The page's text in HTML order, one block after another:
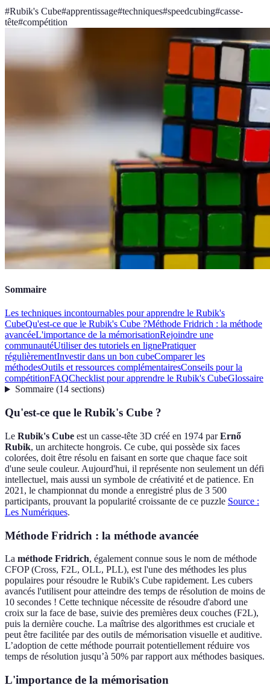
#Rubik's Cube#apprentissage#techniques#speedcubing#casse-
tête#compétition
Sommaire
Les techniques incontournables pour apprendre le Rubik's
CubeQu'est-ce que le Rubik's Cube ?Méthode Fridrich : la méthode
avancéeL'importance de la mémorisationRejoindre une
communautéUtiliser des tutoriels en lignePratiquer
régulièrementInvestir dans un bon cubeComparer les
méthodesOutils et ressources complémentairesConseils pour la
compétitionFAQChecklist pour apprendre le Rubik's CubeGlossaire
Sommaire(14 sections)
Qu'est-ce que le Rubik's Cube ?
Le Rubik's Cube est un casse-tête 3D créé en 1974 parErnő
Rubik, un architecte hongrois. Ce cube, qui possède six faces
colorées, doit être résolu en faisant en sorte que chaque face soit
d'une seule couleur. Aujourd'hui, il représente non seulement un défi
intellectuel, mais aussi un symbole de créativité et de patience. En
2021, le championnat du monde a enregistré plus de 3 500
participants, prouvant la popularité croissante de ce puzzle Source :
Les Numériques.
Méthode Fridrich : la méthode avancée
La méthode Fridrich, également connue sous le nom de méthode
CFOP (Cross, F2L, OLL, PLL), est l'une des méthodes les plus
populaires pour résoudre le Rubik's Cube rapidement. Les cubers
avancés l'utilisent pour atteindre des temps de résolution de moins de
10 secondes ! Cette technique nécessite de résoudre d'abord une
croix sur la face de base, suivie des premières deux couches (F2L),
puis la dernière couche. La maîtrise des algorithmes est cruciale et
peut être facilitée par des outils de mémorisation visuelle et auditive.
L’adoption de cette méthode pourrait potentiellement réduire vos
temps de résolution jusqu’à 50% par rapport aux méthodes basiques.
L'importance de la mémorisation